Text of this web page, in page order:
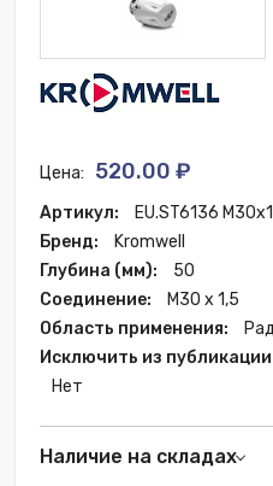
Цена: 520.00 ₽
Артикул:
EU.ST6136
Бренд:
Kromwell
Глубина (мм):
50
Соединение:
M30 x 1,5
Область применения:
Исключить из
Нет
Наличие на складах